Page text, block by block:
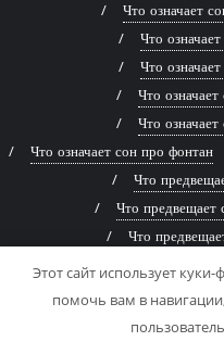
Что означает
Что
Что
Что
Что
Что означает сон про фонтан
Что
Что предвещает
Что
Что
Что
Этот сайт использует
помочь вам в